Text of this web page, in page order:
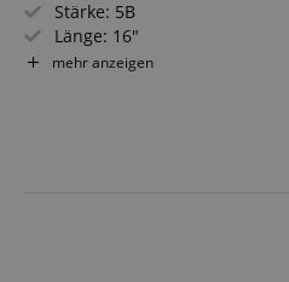
Stärke: 5B
Länge: 16"
Durchmesser: 0,605" (1,54 cm)
mehr anzeigen